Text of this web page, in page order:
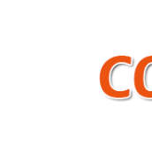
Detektiv
Conan
News